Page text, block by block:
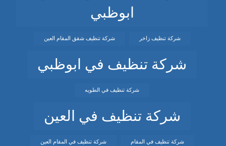
ابوظبي
شركة تنظيف زاخر شركة تنظيف شقق المقام العين
شركة تنظيف في ابوظبي
شركة تنظيف في الطويه
شركة تنظيف في العين
شركة تنظيف في المقام شركة تنظيف في المقام العين